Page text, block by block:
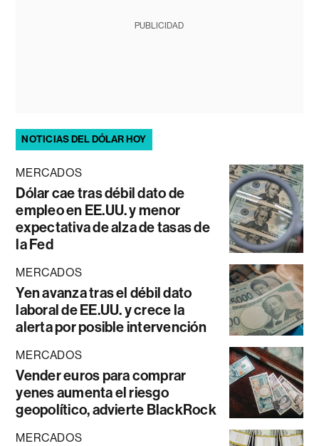
PUBLICIDAD
NOTICIAS DEL DÓLAR HOY
MERCADOS
Dólar cae tras débil dato de
empleo en EE.UU. y menor
expectativa de alza de tasas de
la Fed
MERCADOS
Yen avanza tras el débil dato
laboral de EE.UU. y crece la
alerta por posible intervención
MERCADOS
Vender euros para comprar
yenes aumenta el riesgo
geopolítico, advierte BlackRock
MERCADOS